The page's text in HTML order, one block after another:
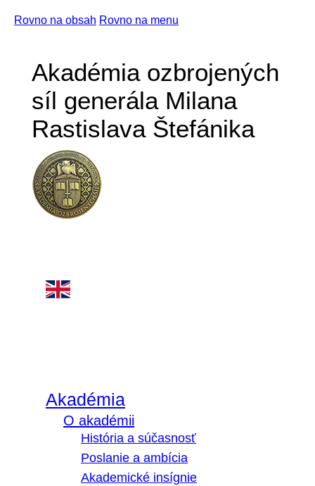
Rovno na obsah Rovno na menu
Akadémia ozbrojených
síl generála Milana
Rastislava Štefánika
Akadémia
O akadémii
História a súčasnosť
Poslanie a ambícia
Akademické insígnie